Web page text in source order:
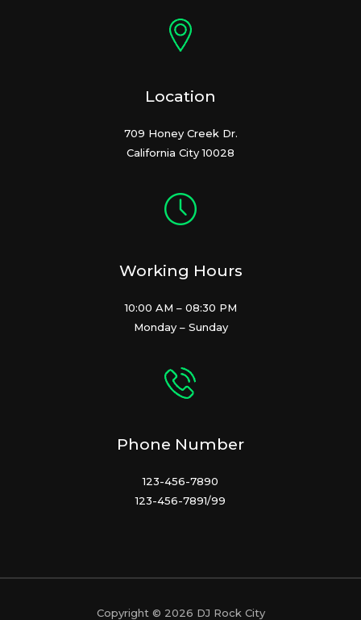
Location
709 Honey Creek Dr.
California City 10028
Working Hours
10:00 AM – 08:30 PM
Monday – Sunday
Phone Number
123-456-7890
123-456-7891/99
Copyright © 2026 DJ Rock City